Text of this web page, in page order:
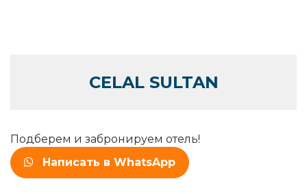
CELAL SULTAN
Подберем и забронируем отель!
Написать в WhatsApp